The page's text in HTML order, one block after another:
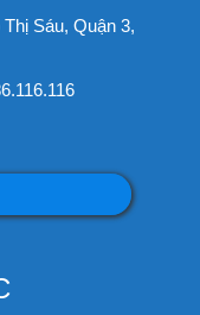
Sáu, Quận 3,